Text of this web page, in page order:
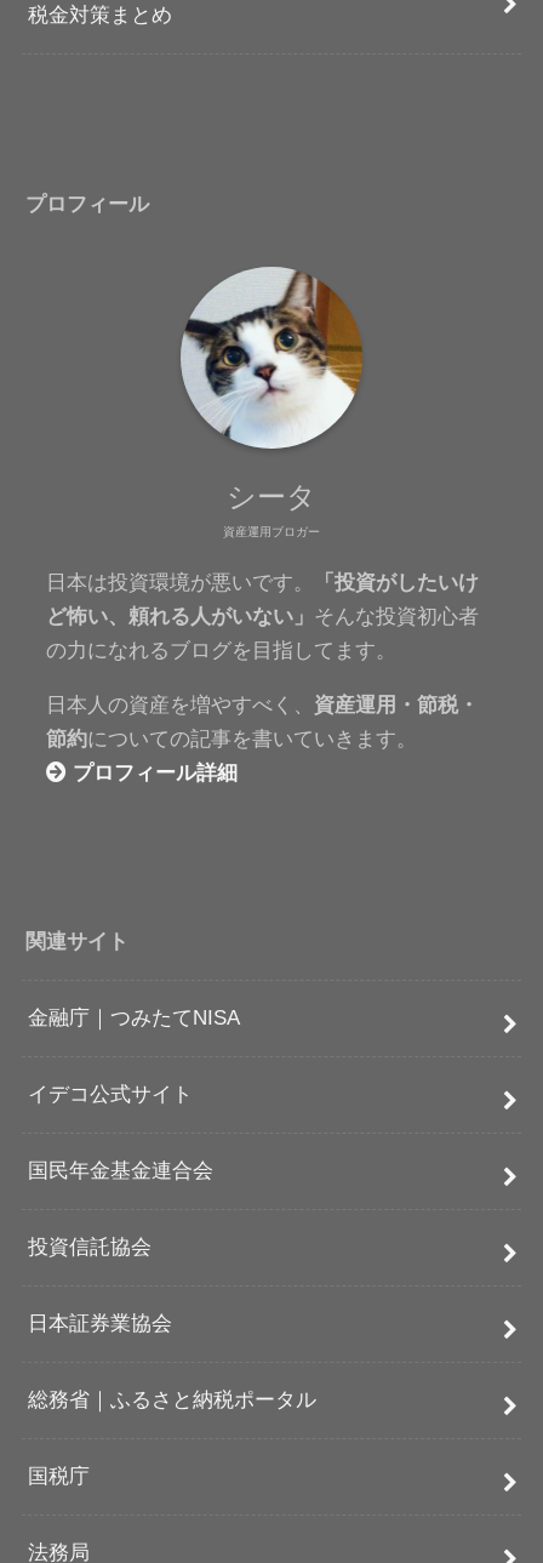
税金対策まとめ
プロフィール
シータ
資産運用ブロガー
日本は投資環境が悪いです。
「投資がしたいけ
ど怖い、頼れる人がいない」 そんな投資初心者
の力になれるブログを目指してます。
日本人の資産を増やすべく、 資産運用・節税・
節約についての記事を書いていきます。
プロフィール詳細
関連サイト
金融庁｜つみたてNISA
イデコ公式サイト
国民年金基金連合会
投資信託協会
日本証券業協会
総務省｜ふるさと納税ポータル
国税庁
法務局